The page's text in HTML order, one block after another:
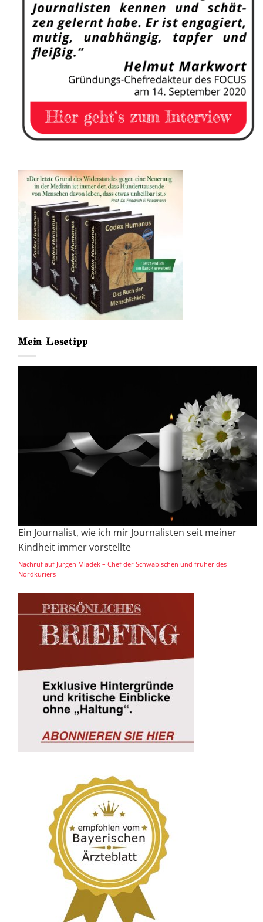
Mein Lesetipp
Ein Journalist, wie ich mir Journalisten seit meiner
Kindheit immer vorstellte
Nachruf auf Jürgen Mladek – Chef der Schwäbischen und früher des
Nordkuriers